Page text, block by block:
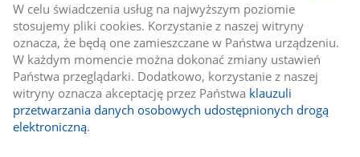
W celu świadczenia usług na najwyższym poziomie
stosujemy pliki cookies. Korzystanie z naszej witryny
oznacza, że będą one zamieszczane w Państwa urządzeniu.
W każdym momencie można dokonać zmiany ustawień
Państwa przeglądarki. Dodatkowo, korzystanie z naszej
witryny oznacza akceptację przez Państwa klauzuli
przetwarzania danych osobowych udostępnionych drogą
elektroniczną.